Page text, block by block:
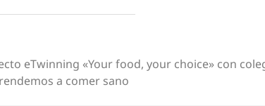
eTwinning «Your food, your choice» con
a comer sano